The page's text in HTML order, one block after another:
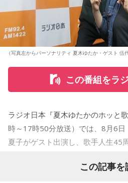
購入したのか…？ 詳しくはradiko
（写真左からパーソナリティ 夏木ゆたか・ゲスト 伍
この番組をラ
ラジオ日本『夏木ゆたかのホッと
時～17時50分放送）では、8月6
夏子がゲスト出演し、歌手人生45
この記事を